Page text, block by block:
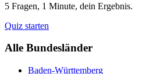
5 Fragen, 1 Minute, dein Ergebnis.
Quiz starten
Alle Bundesländer
Baden-Württemberg